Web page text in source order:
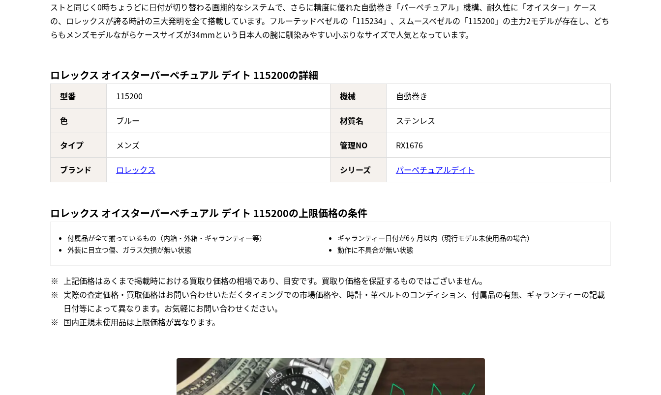
ストと同じく0時ちょうどに日付が切り替わる画期的なシステムで、さらに精度に優れた自動巻き「パーペチュアル」機構、耐久性に「オイスター」ケース
の、ロレックスが誇る時計の三大発明を全て搭載しています。フルーテッドベゼルの「115234」、スムースベゼルの「115200」の主力2モデルが存在し、どち
らもメンズモデルながらケースサイズが34mmという日本人の腕に馴染みやすい小ぶりなサイズで人気となっています。
ロレックス オイスターパーペチュアル デイト 115200の詳細
型番 115200 機械 自動巻き
色 ブルー 材質名 ステンレス
タイプ メンズ 管理NO RX1676
ブランド ロレックス シリーズ パーペチュアルデイト
ロレックス オイスターパーペチュアル デイト 115200の上限価格の条件
付属品が全て揃っているもの（内箱・外箱・ギャランティー等）
ギャランティー日付が6ヶ月以内（現行モデル未使用品の場合）
外装に目立つ傷、ガラス欠損が無い状態
動作に不具合が無い状態
上記価格はあくまで掲載時における買取り価格の相場であり、目安です。買取り価格を保証するものではございません。
実際の査定価格・買取価格はお問い合わせいただくタイミングでの市場価格や、時計・革ベルトのコンディション、付属品の有無、ギャランティーの記載
日付等によって異なります。お気軽にお問い合わせください。
国内正規未使用品は上限価格が異なります。